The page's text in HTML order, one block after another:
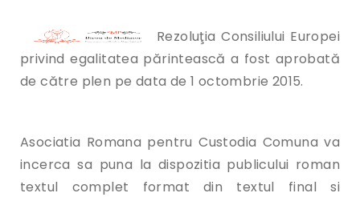
Rezoluţia Consiliului Europei
privind egalitatea părintească a fost aprobată
de către plen pe data de 1 octombrie 2015.
Asociatia Romana pentru Custodia Comuna va
incerca sa puna la dispozitia publicului roman
textul complet format din textul final si